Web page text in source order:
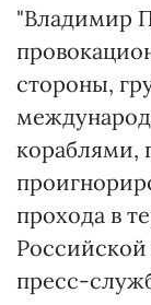
"Владимир
стороны,
кораблями,
прохода в
пресс-